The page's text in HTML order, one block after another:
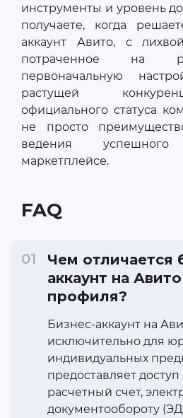
инструменты и уровень
получаете, когда
аккаунт Авито, с
потраченное на
первоначальную
растущей
официального статуса
не просто
ведения
маркетплейсе.
FAQ
Чем отличается
аккаунт на
профиля?
Бизнес-аккаунт на
исключительно для
индивидуальных
предоставляет доступ
расчетный счет,
документообороту